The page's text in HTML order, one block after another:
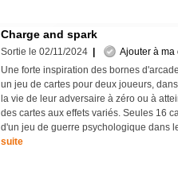
Charge and spark
Sortie le 02/11/2024
Ajouter à ma
Une forte inspiration des bornes
un jeu de cartes pour deux joueurs,
la vie de leur adversaire à zéro ou à
des cartes aux effets variés. Seules 16
d'un jeu de guerre psychologique dans
suite